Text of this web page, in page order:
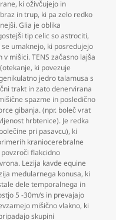
, ki oživčujejo in
in trup, ki pa zelo redko
Glia je oblika
tip celic so astrociti,
umaknejo, ki posredujejo
mišici. TENS začasno lajša
, ki povezuje
jedro talamusa s
trakt in zato denervirana
spazme in posledično
gibanja. (npr. boleč vrat
hrbtenice). Je redka
pri pasavcu), ki
kraniocerebralne
povzroči flakcidno
Lezija kavde equine
medularnega konusa, ki
dele temporalnega in
5 -30m/s in prevajajo
mišično vlakno, ki
skupini